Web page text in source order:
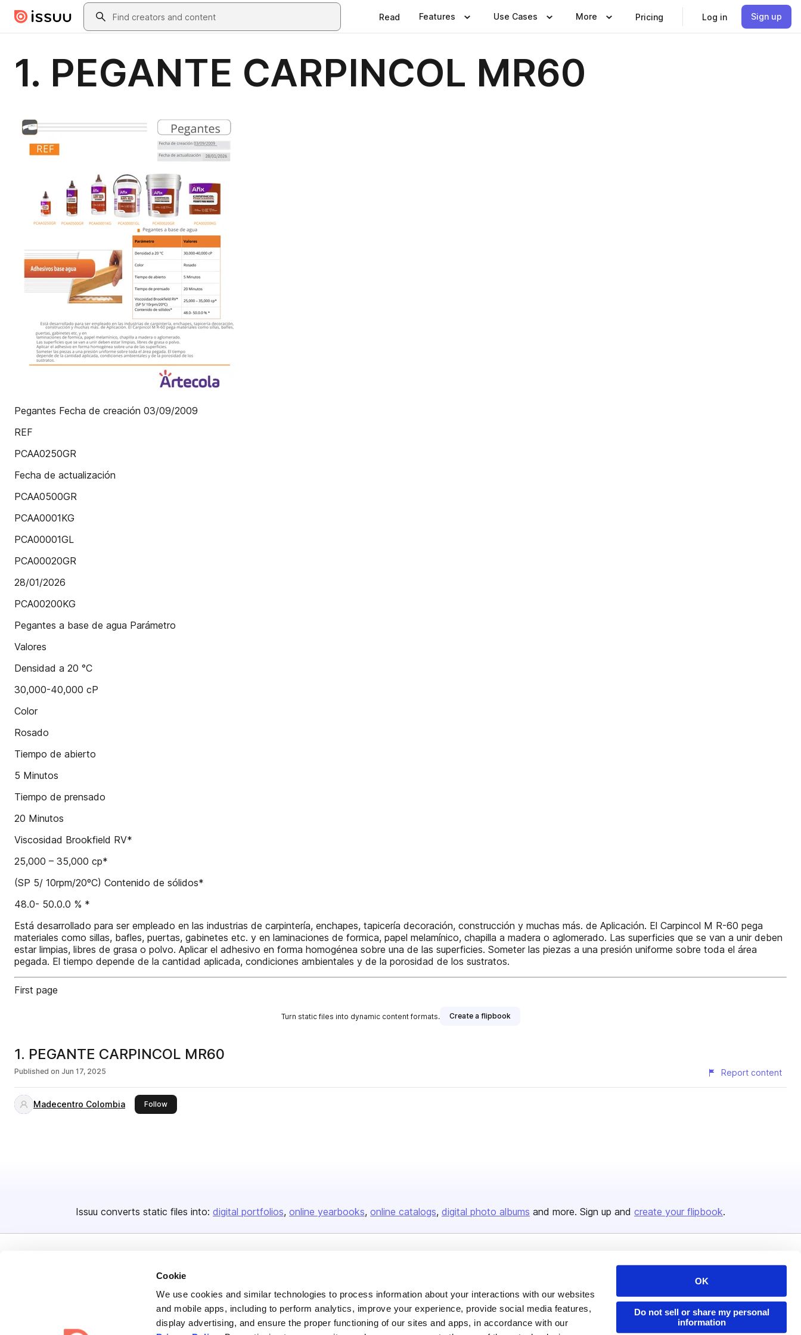
Cookie
We use cookies and similar technologies to process information about your interactions with our websites
and mobile apps, including to perform analytics, improve your experience, provide social media features,
display advertising, and ensure the proper functioning of our sites and apps, in accordance with our
OK
Do not sell or share my personal
information
Skip to main contentSearch
Read Features Use Cases More Pricing Log in Sign up
1. PEGANTE CARPINCOL MR60
Pegantes Fecha de creación 03/09/2009
REF
PCAA0250GR
Fecha de actualización
PCAA0500GR
PCAA0001KG
PCA00001GL
PCA00020GR
28/01/2026
PCA00200KG
Pegantes a base de agua Parámetro
Valores
Densidad a 20 °C
30,000-40,000 cP
Color
Rosado
Tiempo de abierto
5 Minutos
Tiempo de prensado
20 Minutos
Viscosidad Brookfield RV*
25,000 – 35,000 cp*
(SP 5/ 10rpm/20ºC) Contenido de sólidos*
48.0- 50.0.0 % *
Está desarrollado para ser empleado en las industrias de carpintería, enchapes, tapicería decoración, construcción y muchas más. de Aplicación. El Carpincol M R-60 pega
materiales como sillas, bafles, puertas, gabinetes etc. y en laminaciones de formica, papel melamínico, chapilla a madera o aglomerado. Las superficies que se van a unir deben
estar limpias, libres de grasa o polvo. Aplicar el adhesivo en forma homogénea sobre una de las superficies. Someter las piezas a una presión uniforme sobre toda el área
pegada. El tiempo depende de la cantidad aplicada, condiciones ambientales y de la porosidad de los sustratos.
First page
Turn static files into dynamic content formats. Create a flipbook
1. PEGANTE CARPINCOL MR60
Published on Jun 17, 2025 Report content
Madecentro Colombia Followthis publisher
Issuu converts static files into: digital portfolios online yearbooks online catalogs digital photo albums and more. Sign up and create your flipbook.
Create once, share everywhere.
Careers
Plans & Pricing
Features
Flipbook
Resources
Publisher Directory
Redeem Code